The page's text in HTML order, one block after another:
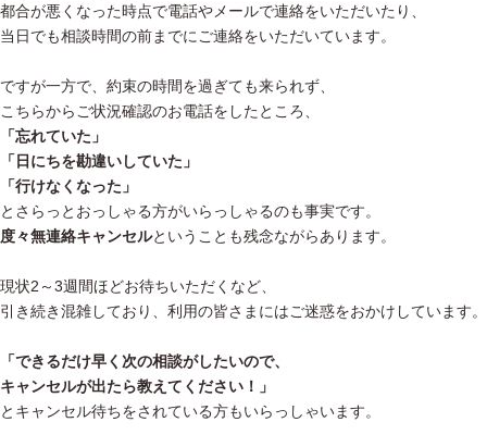
都合が悪くなった時点で電話やメールで連絡をいただいたり、
当日でも相談時間の前までにご連絡をいただいています。
ですが一方で、約束の時間を過ぎても来られず、
こちらからご状況確認のお電話をしたところ、
「忘れていた」
「日にちを勘違いしていた」
「行けなくなった」
とさらっとおっしゃる方がいらっしゃるのも事実です。
度々無連絡キャンセルということも残念ながらあります。
現状2～3週間ほどお待ちいただくなど、
引き続き混雑しており、利用の皆さまにはご迷惑をおかけしています。
「できるだけ早く次の相談がしたいので、
キャンセルが出たら教えてください！」
とキャンセル待ちをされている方もいらっしゃいます。